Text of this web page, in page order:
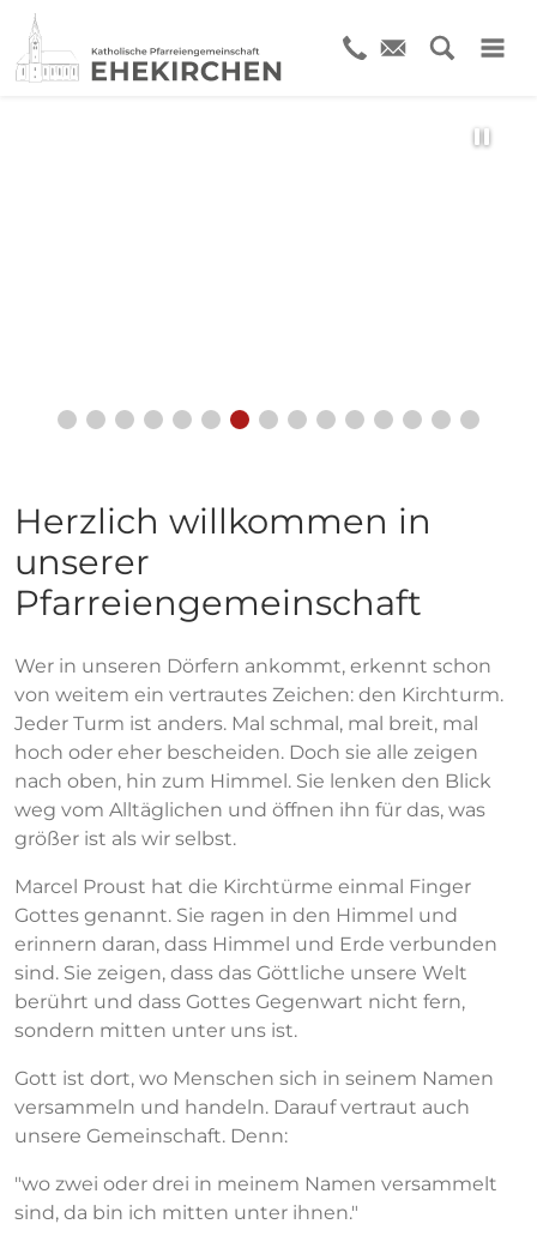
Herzlich willkommen in
unserer
Pfarreiengemeinschaft
Wer in unseren Dörfern ankommt, erkennt schon
von weitem ein vertrautes Zeichen: den Kirchturm.
Jeder Turm ist anders. Mal schmal, mal breit, mal
hoch oder eher bescheiden. Doch sie alle zeigen
nach oben, hin zum Himmel. Sie lenken den Blick
weg vom Alltäglichen und öffnen ihn für das, was
größer ist als wir selbst.
Marcel Proust hat die Kirchtürme einmal Finger
Gottes genannt. Sie ragen in den Himmel und
erinnern daran, dass Himmel und Erde verbunden
sind. Sie zeigen, dass das Göttliche unsere Welt
berührt und dass Gottes Gegenwart nicht fern,
sondern mitten unter uns ist.
Gott ist dort, wo Menschen sich in seinem Namen
versammeln und handeln. Darauf vertraut auch
unsere Gemeinschaft. Denn:
"wo zwei oder drei in meinem Namen versammelt
sind, da bin ich mitten unter ihnen."